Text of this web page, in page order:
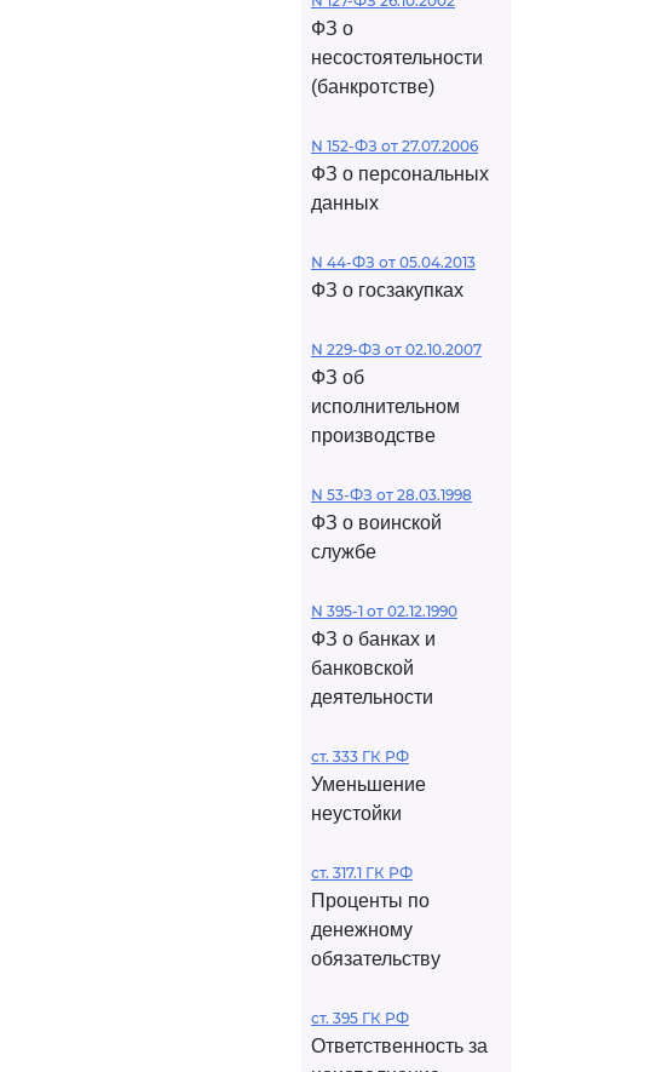
ФЗ о
несостоятельности
(банкротстве)
N 152-ФЗ от 27.07.2006
ФЗ о персональных
данных
N 44-ФЗ от 05.04.2013
ФЗ о госзакупках
N 229-ФЗ от 02.10.2007
ФЗ об
исполнительном
производстве
N 53-ФЗ от 28.03.1998
ФЗ о воинской
службе
N 395-1 от 02.12.1990
ФЗ о банках и
банковской
деятельности
ст. 333 ГК РФ
Уменьшение
неустойки
ст. 317.1 ГК РФ
Проценты по
денежному
обязательству
ст. 395 ГК РФ
Ответственность за